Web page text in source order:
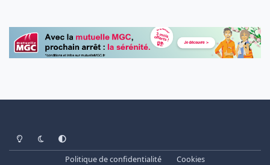
Light ModeDark ModeSystem Preference
Politique de confidentialité Cookies